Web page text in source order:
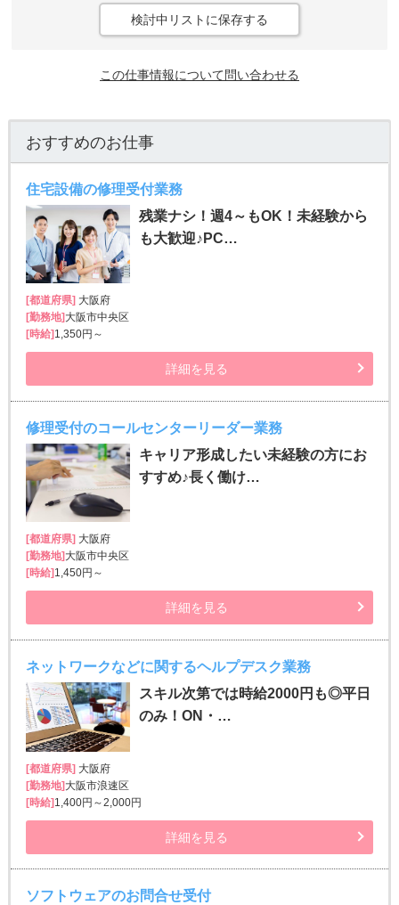
検討中リストに保存する
この仕事情報について問い合わせる
おすすめのお仕事
住宅設備の修理受付業務
残業ナシ！週4～もOK！未経験から
も大歓迎♪PC…
[都道府県] 大阪府
[勤務地] 大阪市中央区
[時給] 1,350円～
詳細を見る
修理受付のコールセンターリーダー業務
キャリア形成したい未経験の方にお
すすめ♪長く働け…
[都道府県]大阪府
[勤務地]大阪市中央区
[時給]1,450円～
詳細を見る
ネットワークなどに関するヘルプデスク業務
スキル次第では時給2000円も◎平日
のみ！ON・…
[都道府県]大阪府
[勤務地]大阪市浪速区
[時給]1,400円～2,000円
詳細を見る
ソフトウェアのお問合せ受付